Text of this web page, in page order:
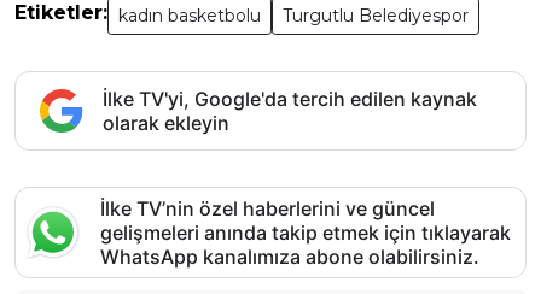
Etiketler: kadın basketbolu Turgutlu Belediyespor
İlke TV'yi, Google'da tercih edilen kaynak
olarak ekleyin
İlke TV’nin özel haberlerini ve güncel
gelişmeleri anında takip etmek için tıklayarak
WhatsApp kanalımıza abone olabilirsiniz.